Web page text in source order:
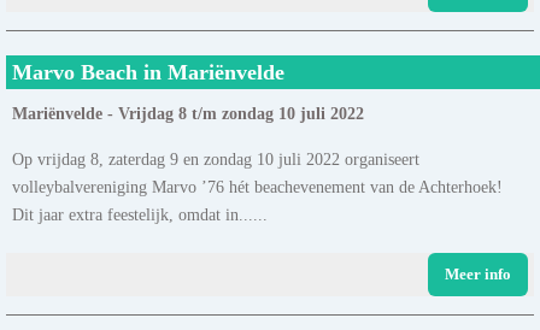
Marvo Beach in Mariënvelde
Mariënvelde - Vrijdag 8 t/m zondag 10 juli 2022
Op vrijdag 8, zaterdag 9 en zondag 10 juli 2022 organiseert
volleybalvereniging Marvo ’76 hét beachevenement van de Achterhoek!
Dit jaar extra feestelijk, omdat in......
Meer info